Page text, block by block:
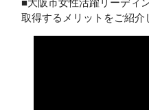
■大阪市女性活躍リーディ
取得するメリットをご紹介